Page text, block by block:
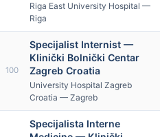
Riga East University Hospital —
Riga
100
Specijalist Internist —
Klinički Bolnički Centar
Zagreb Croatia
University Hospital Zagreb
Croatia — Zagreb
Specijalista Interne